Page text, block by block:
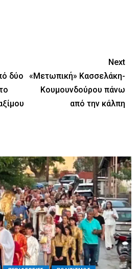
δύο
Next
«Μετωπική» Κασσελάκη-
Κουμουνδούρου πάνω
από την κάλπη